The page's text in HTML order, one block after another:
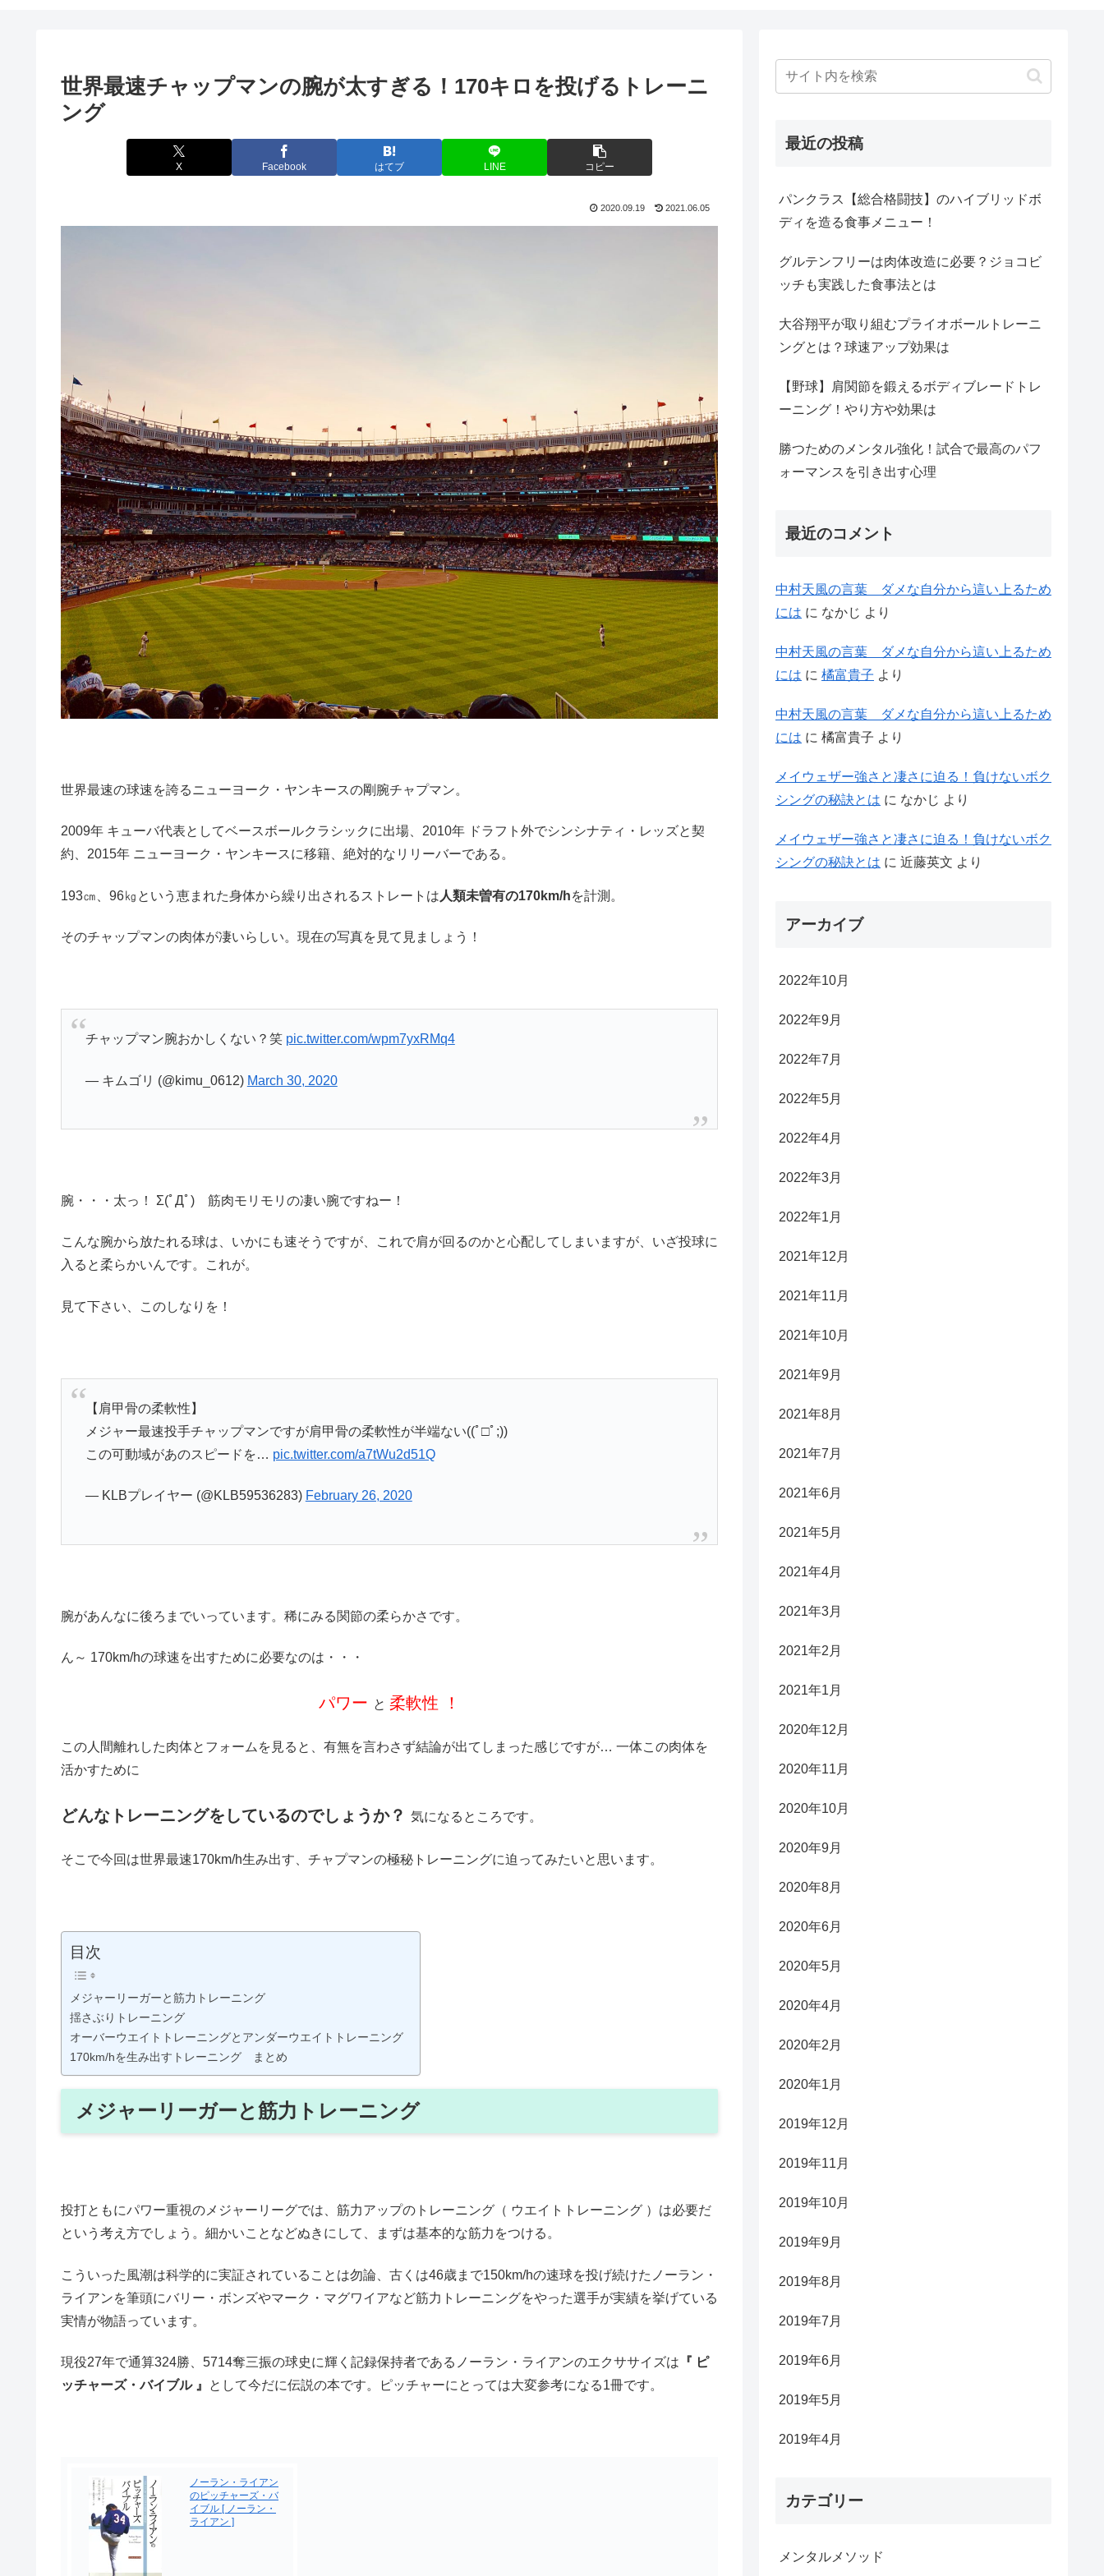
世界最速チャップマンの腕が太すぎる！170キロを投げるトレーニ
ング
X Facebook はてブ LINE コピー
2020.09.19 2021.06.05
世界最速の球速を誇るニューヨーク・ヤンキースの剛腕チャプマン。
2009年 キューバ代表としてベースボールクラシックに出場、2010年 ドラフト外でシンシナティ・レッズと契
約、2015年 ニューヨーク・ヤンキースに移籍、絶対的なリリーバーである。
193㎝、96㎏という恵まれた身体から繰り出されるストレートは 人類未曽有の170km/hを計測。
そのチャップマンの肉体が凄いらしい。現在の写真を見て見ましょう！
チャップマン腕おかしくない？笑 pic.twitter.com/wpm7yxRMq4
— キムゴリ (@kimu_0612) March 30, 2020
腕・・・太っ！ Σ(ﾟДﾟ) 筋肉モリモリの凄い腕ですねー！
こんな腕から放たれる球は、いかにも速そうですが、これで肩が回るのかと心配してしまいますが、いざ投球に
入ると柔らかいんです。これが。
見て下さい、このしなりを！
【肩甲骨の柔軟性】
メジャー最速投手チャップマンですが肩甲骨の柔軟性が半端ない((ﾟ□ﾟ;))
この可動域があのスピードを… pic.twitter.com/a7tWu2d51Q
— KLBプレイヤー (@KLB59536283) February 26, 2020
腕があんなに後ろまでいっています。稀にみる関節の柔らかさです。
ん～ 170km/hの球速を出すために必要なのは・・・
パワー と 柔軟性 ！
この人間離れした肉体とフォームを見ると、有無を言わさず結論が出てしまった感じですが… 一体この肉体を
活かすために
どんなトレーニングをしているのでしょうか？ 気になるところです。
そこで今回は世界最速170km/h生み出す、チャプマンの極秘トレーニングに迫ってみたいと思います。
目次
メジャーリーガーと筋力トレーニング
揺さぶりトレーニング
オーバーウエイトトレーニングとアンダーウエイトトレーニング
170km/hを生み出すトレーニング まとめ
メジャーリーガーと筋力トレーニング
投打ともにパワー重視のメジャーリーグでは、筋力アップのトレーニング（ ウエイトトレーニング ）は必要だ
という考え方でしょう。細かいことなどぬきにして、まずは基本的な筋力をつける。
こういった風潮は科学的に実証されていることは勿論、古くは46歳まで150km/hの速球を投げ続けたノーラン・
ライアンを筆頭にバリー・ボンズやマーク・マグワイアなど筋力トレーニングをやった選手が実績を挙げている
実情が物語っています。
現役27年で通算324勝、5714奪三振の球史に輝く記録保持者であるノーラン・ライアンのエクササイズは 『 ピ
ッチャーズ・バイブル 』
として今だに伝説の本です。ピッチャーにとっては大変参考になる1冊です。
ノーラン・ライアン
のピッチャーズ・バ
イブル [ ノーラン・
ライアン ]
最近の投稿
パンクラス【総合格闘技】のハイブリッドボ
ディを造る食事メニュー！
グルテンフリーは肉体改造に必要？ジョコビ
ッチも実践した食事法とは
大谷翔平が取り組むプライオボールトレーニ
ングとは？球速アップ効果は
【野球】肩関節を鍛えるボディブレードトレ
ーニング！やり方や効果は
勝つためのメンタル強化！試合で最高のパフ
ォーマンスを引き出す心理
最近のコメント
中村天風の言葉 ダメな自分から這い上るため
には に なかじ より
中村天風の言葉 ダメな自分から這い上るため
には に 橘富貴子 より
中村天風の言葉 ダメな自分から這い上るため
には に 橘富貴子 より
メイウェザー強さと凄さに迫る！負けないボク
シングの秘訣とは に なかじ より
メイウェザー強さと凄さに迫る！負けないボク
シングの秘訣とは に 近藤英文 より
アーカイブ
2022年10月
2022年9月
2022年7月
2022年5月
2022年4月
2022年3月
2022年1月
2021年12月
2021年11月
2021年10月
2021年9月
2021年8月
2021年7月
2021年6月
2021年5月
2021年4月
2021年3月
2021年2月
2021年1月
2020年12月
2020年11月
2020年10月
2020年9月
2020年8月
2020年6月
2020年5月
2020年4月
2020年2月
2020年1月
2019年12月
2019年11月
2019年10月
2019年9月
2019年8月
2019年7月
2019年6月
2019年5月
2019年4月
カテゴリー
メンタルメソッド